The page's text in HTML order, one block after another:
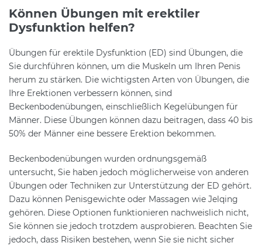
Können Übungen mit erektiler
Dysfunktion helfen?
Übungen für erektile Dysfunktion (ED) sind Übungen, die
Sie durchführen können, um die Muskeln um Ihren Penis
herum zu stärken. Die wichtigsten Arten von Übungen, die
Ihre Erektionen verbessern können, sind
Beckenbodenübungen, einschließlich Kegelübungen für
Männer. Diese Übungen können dazu beitragen, dass 40 bis
50% der Männer eine bessere Erektion bekommen.
Beckenbodenübungen wurden ordnungsgemäß
untersucht, Sie haben jedoch möglicherweise von anderen
Übungen oder Techniken zur Unterstützung der ED gehört.
Dazu können Penisgewichte oder Massagen wie Jelqing
gehören. Diese Optionen funktionieren nachweislich nicht,
Sie können sie jedoch trotzdem ausprobieren. Beachten Sie
jedoch, dass Risiken bestehen, wenn Sie sie nicht sicher